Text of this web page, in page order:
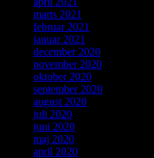
marts 2021
februar 2021
januar 2021
december 2020
november 2020
oktober 2020
september 2020
august 2020
juli 2020
juni 2020
maj 2020
april 2020